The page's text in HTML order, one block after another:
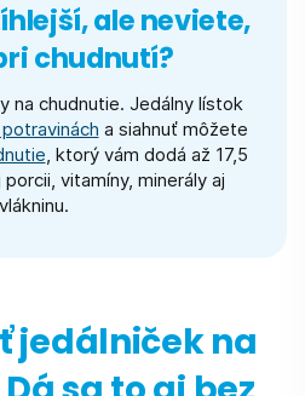
ale neviete,
chudnutí?
na chudnutie. Jedálny lístok
a siahnuť môžete
, ktorý vám dodá až 17,5
vitamíny, minerály aj
vlákninu.
jedálniček na